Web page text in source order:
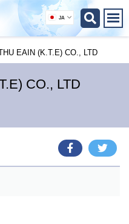
JA
EAIN (K.T.E) CO., LTD
CO., LTD